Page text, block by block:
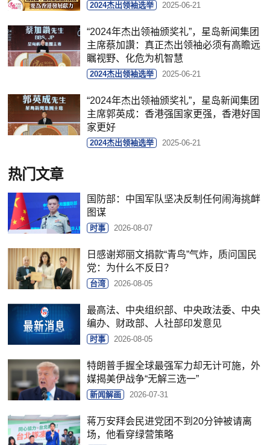
2024杰出领袖选举 2025-06-21
“2024年杰出领袖颁奖礼”，星岛新闻集团
主席蔡加讚：真正杰出领袖必须有高瞻远
瞩视野、化危为机智慧
2024杰出领袖选举 2025-06-21
“2024年杰出领袖颁奖礼”，星岛新闻集团
主席郭英成：香港强国家更强，香港好国
家更好
2024杰出领袖选举 2025-06-21
热门文章
国防部：中国军队坚决反制任何闹海挑衅
图谋
时事 2026-08-07
日感谢郑丽文捐款“青鸟”气炸，质问国民
党：为什么不反日？
台湾 2026-08-05
最高法、中央组织部、中央政法委、中央
编办、财政部、人社部印发意见
时事 2026-08-05
特朗普手握全球最强军力却无计可施，外
媒揭美伊战争“无解三选一”
新闻解画 2026-07-31
蒋万安拜会民进党团不到20分钟被请离
场，他看穿绿营策略